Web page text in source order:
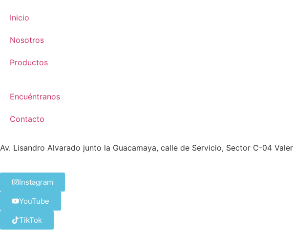
Inicio
Nosotros
Productos
Encuéntranos
Contacto
Av. Lisandro Alvarado junto la Guacamaya, calle de Servicio, Sector C-04
Instagram
YouTube
TikTok